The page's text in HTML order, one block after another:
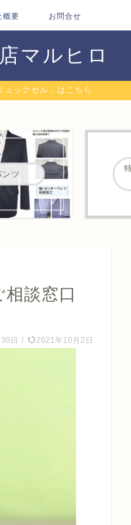
概要 お問合せ
マルヒロ
ュックセル」はこちら
ツ
談窓口
日 / 2021年10月2日